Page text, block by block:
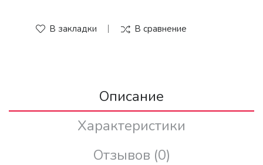
В закладки В сравнение
Описание
Характеристики
Отзывов (0)